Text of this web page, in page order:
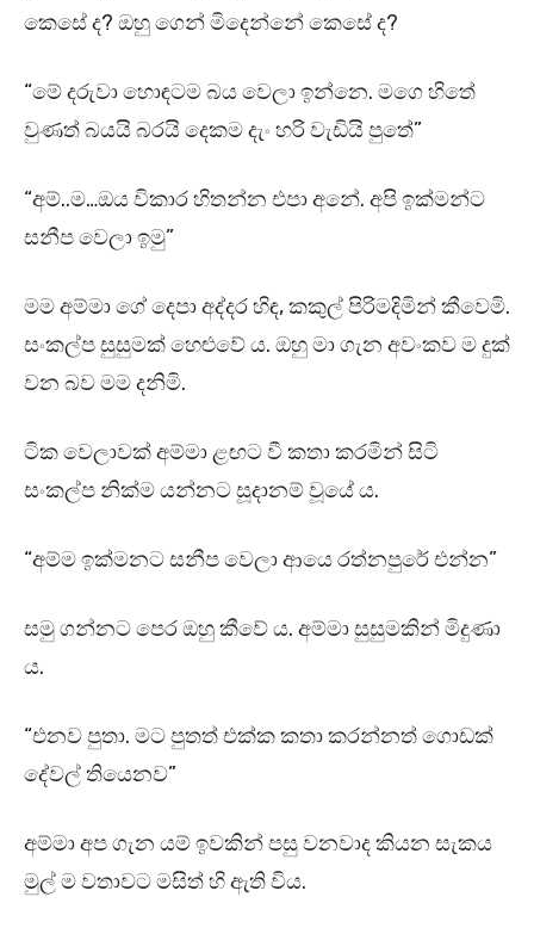
කෙසේ ද? ඔහු ගෙන් මිදෙන්නේ කෙසේ ද?
“මේ දරුවා හොඳටම බය වෙලා ඉන්නෙ. මගෙ හිතේ
වුණත් බයයි බරයි දෙකම දැං හරි වැඩියි පුතේ”
“අම්..ම…ඔය විකාර හිතන්න එපා අනේ. අපි ඉක්මන්ට
සනීප වෙලා ඉමු”
මම අම්මා ගේ දෙපා අද්දර හිඳ, කකුල් පිරිමදිමින් කීවෙමි.
සංකල්ප සුසුමක් හෙළුවේ ය. ඔහු මා ගැන අවංකව ම දුක්
වන බව මම දනිමි.
ටික වෙලාවක් අම්මා ළඟට වී කතා කරමින් සිටි
සංකල්ප නික්ම යන්නට සූදානම් වූයේ ය.
“අම්ම ඉක්මනට සනීප වෙලා ආයෙ රත්නපුරේ එන්න”
සමු ගන්නට පෙර ඔහු කීවේ ය. අම්මා සුසුමකින් මිදුණා
ය.
“එනව පුතා. මට පුතත් එක්ක කතා කරන්නත් ගොඩක්
දේවල් තියෙනව”
අම්මා අප ගැන යම් ඉවකින් පසු වනවාද කියන සැකය
මුල් ම වතාවට මසිත් හි ඇති විය.